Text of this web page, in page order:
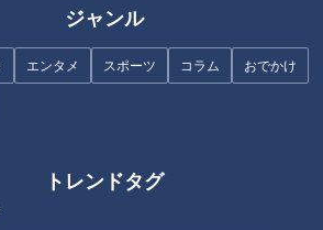
ジャンル
エンタメ スポーツ コラム おでかけ
トレンドタグ
出かけ
レンジ大活躍で10分メニューが